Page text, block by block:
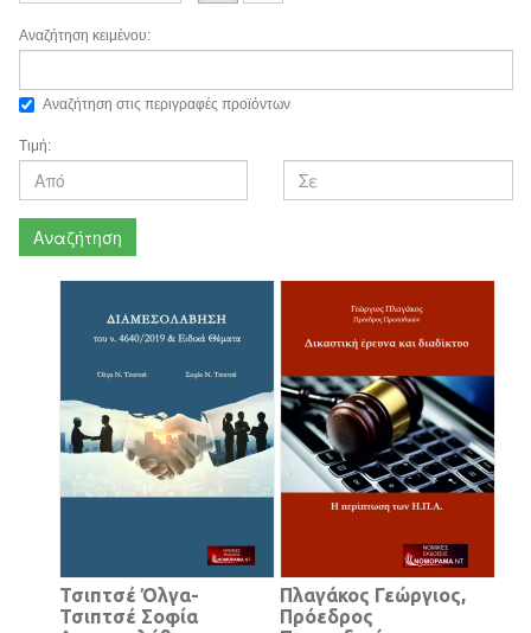
Αναζήτηση κειμένου:
Αναζήτηση στις περιγραφές προϊόντων
Τιμή:
Αναζήτηση
Τσιπτσέ Όλγα-
Τσιπτσέ Σοφία
Πλαγάκος Γεώργιος,
Πρόεδρος